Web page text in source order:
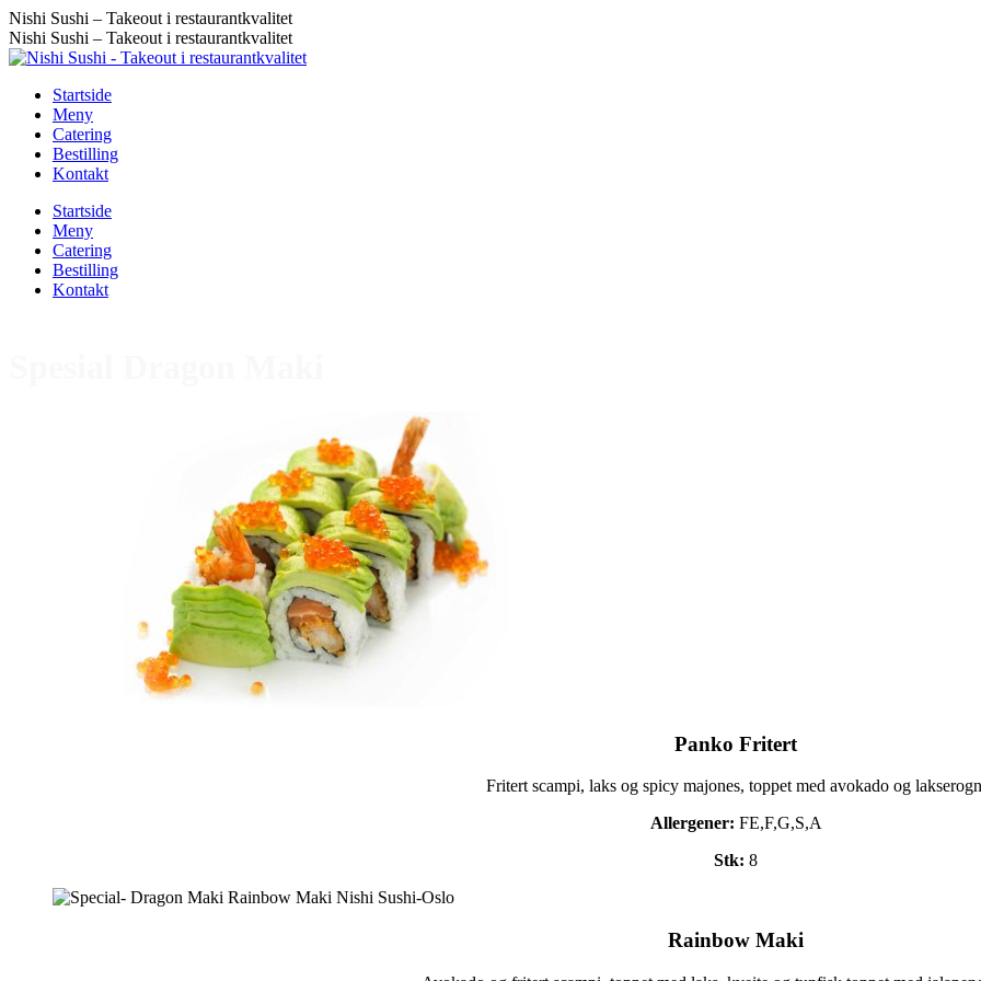
Nishi Sushi – Takeout i restaurantkvalitet
Nishi Sushi – Takeout i restaurantkvalitet
Startside
Meny
Catering
Bestilling
Kontakt
Startside
Meny
Catering
Bestilling
Kontakt
Panko Fritert
Fritert scampi, laks og spicy majones, toppet med avokado og
Allergener: FE,F,G,S,A
Stk: 8
Rainbow Maki